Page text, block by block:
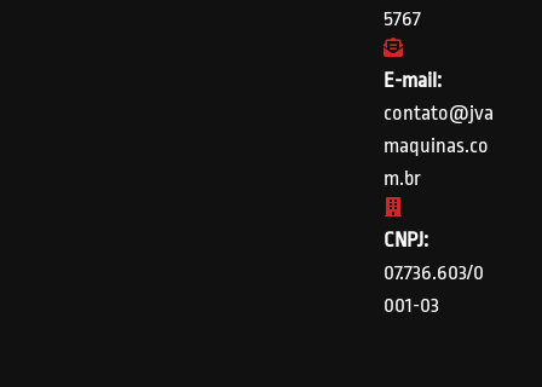
5767
E-mail:
contato@jva
maquinas.co
m.br
CNPJ:
07.736.603/0
001-03